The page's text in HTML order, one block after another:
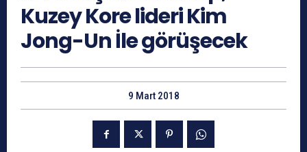
Kuzey Kore lideri Kim
Jong-Un İle görüşecek
9 Mart 2018